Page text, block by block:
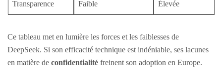
Transparence Faible Élevée
Ce tableau met en lumière les forces et les faiblesses de
DeepSeek. Si son efficacité technique est indéniable, ses lacunes
en matière de confidentialité freinent son adoption en Europe.